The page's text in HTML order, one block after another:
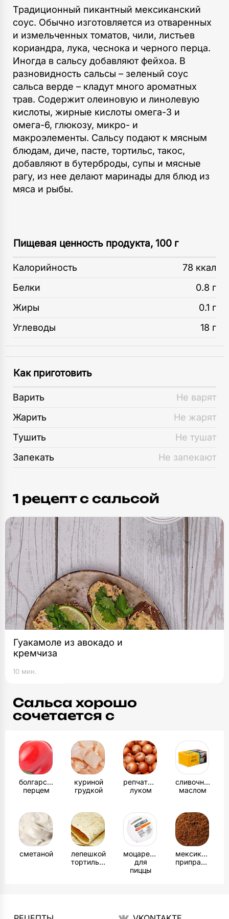
Традиционный пикантный мексиканский
соус. Обычно изготовляется из отваренных
и измельченных томатов, чили, листьев
кориандра, лука, чеснока и черного перца.
Иногда в сальсу добавляют фейхоа. В
разновидность сальсы – зеленый соус
сальса верде – кладут много ароматных
трав. Содержит олеиновую и линолевую
кислоты, жирные кислоты омега-3 и
омега-6, глюкозу, микро- и
макроэлементы. Сальсу подают к мясным
блюдам, диче, пасте, тортильс, такос,
добавляют в бутерброды, супы и мясные
рагу, из нее делают маринады для блюд из
мяса и рыбы.
Пищевая ценность продукта, 100 г
Калорийность
78 ккал
Белки
0.8 г
Жиры
0.1 г
Углеводы
18 г
Как приготовить
Варить
Не варят
Жарить
Не жарят
Тушить
Не тушат
Запекать
Не запекают
1 рецепт c сальсой
Гуакамоле из авокадо и
кремчиза
10 мин.
Сальса хорошо
сочетается с
болгарским
перцем
куриной
грудкой
репчатым
луком
сливочным
маслом
сметаной
лепешкой
тортильей
моцареллой
для
пиццы
мексиканской
приправой